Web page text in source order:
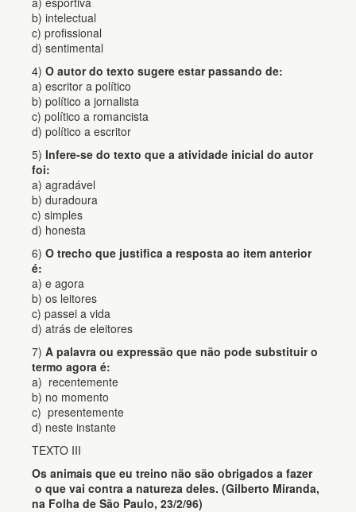
b) intelectual
c) profissional
d) sentimental
4) O autor do texto sugere estar passando de:
a) escritor a político
b) político a jornalista
c) político a romancista
d) político a escritor
5) Infere-se do texto que a atividade inicial do autor
foi:
a) agradável
b) duradoura
c) simples
d) honesta
6) O trecho que justifica a resposta ao item anterior
é:
a) e agora
b) os leitores
c) passei a vida
d) atrás de eleitores
7) A palavra ou expressão que não pode substituir o
termo agora é:
a) recentemente
b) no momento
c) presentemente
d) neste instante
TEXTO III
Os animais que eu treino não são obrigados a fazer
o que vai contra a natureza deles. (Gilberto Miranda,
na Folha de São Paulo, 23/2/96)